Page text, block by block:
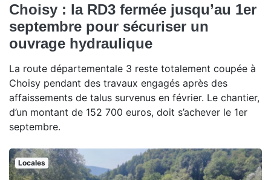
Choisy : la RD3 fermée jusqu’au 1er
septembre pour sécuriser un
ouvrage hydraulique
La route départementale 3 reste totalement coupée à
Choisy pendant des travaux engagés après des
affaissements de talus survenus en février. Le chantier,
d’un montant de 152 700 euros, doit s’achever le 1er
septembre.
Locales